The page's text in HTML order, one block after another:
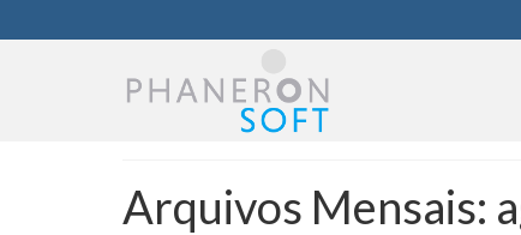
Arquivos Mensais: